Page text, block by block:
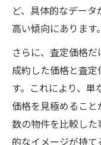
ど、具体的なデー
高い傾向にあります。
さらに、査定価格
成約した価格と査
す。これにより、
価格を見極めるこ
数の物件を比較し
的なイメージが持て